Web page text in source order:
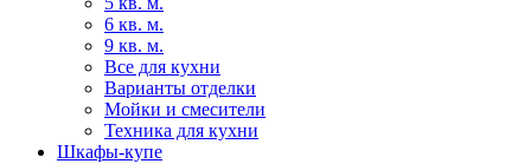
6 кв. м.
9 кв. м.
Все для кухни
Варианты отделки
Мойки и смесители
Техника для кухни
Шкафы-купе